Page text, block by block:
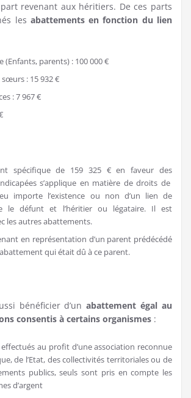
revenant aux héritiers. De ces parts
les abattements en fonction du lien
(Enfants, parents) : 100 000 €
: 15 932 €
: 7 967 €
spécifique de 159 325 € en faveur des
s’applique en matière de droits de
importe l’existence ou non d’un lien de
le défunt et l’héritier ou légataire. Il est
les autres abattements.
en représentation d’un parent prédécédé
qui était dû à ce parent.
bénéficier d’unabattement égal au
consentis à certains organismes :
au profit d’une association reconnue
de l’Etat, des collectivités territoriales ou de
publics, seuls sont pris en compte les
d’argent